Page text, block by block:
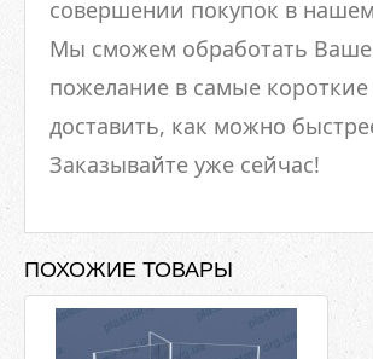
совершении покупок в
Мы сможем обработать Ваше
пожелание в самые короткие
доставить, как можно
Заказывайте уже сейчас!
ПОХОЖИЕ ТОВАРЫ